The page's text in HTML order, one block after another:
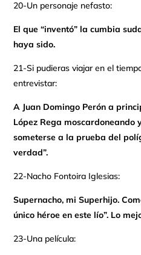
20-Un personaje nefasto:
El que “inventó” la cumbia
haya sido.
21-Si pudieras viajar en el
entrevistar:
A Juan Domingo Perón a
López Rega moscardoneando
someterse a la prueba del
verdad”.
22-Nacho Fontoira Iglesias:
Supernacho, mi Superhijo.
único héroe en este lío”. Lo
23-Una película: